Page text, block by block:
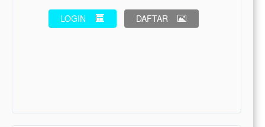
LOGIN DAFTAR
Show More